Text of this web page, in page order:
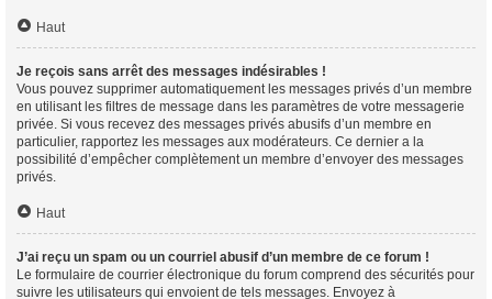
Haut
Je reçois sans arrêt des messages indésirables !
Vous pouvez supprimer automatiquement les messages privés d’un membre
en utilisant les filtres de message dans les paramètres de votre messagerie
privée. Si vous recevez des messages privés abusifs d’un membre en
particulier, rapportez les messages aux modérateurs. Ce dernier a la
possibilité d’empêcher complètement un membre d’envoyer des messages
privés.
Haut
J’ai reçu un spam ou un courriel abusif d’un membre de ce forum !
Le formulaire de courrier électronique du forum comprend des sécurités pour
suivre les utilisateurs qui envoient de tels messages. Envoyez à